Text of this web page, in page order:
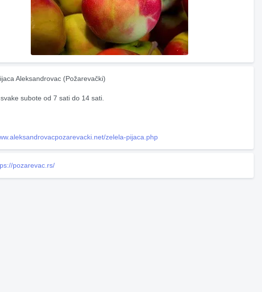
Aleksandrovac (Požarevački)
subote od 7 sati do 14 sati.
zelela-pijaca.php
pozarevac.rs/